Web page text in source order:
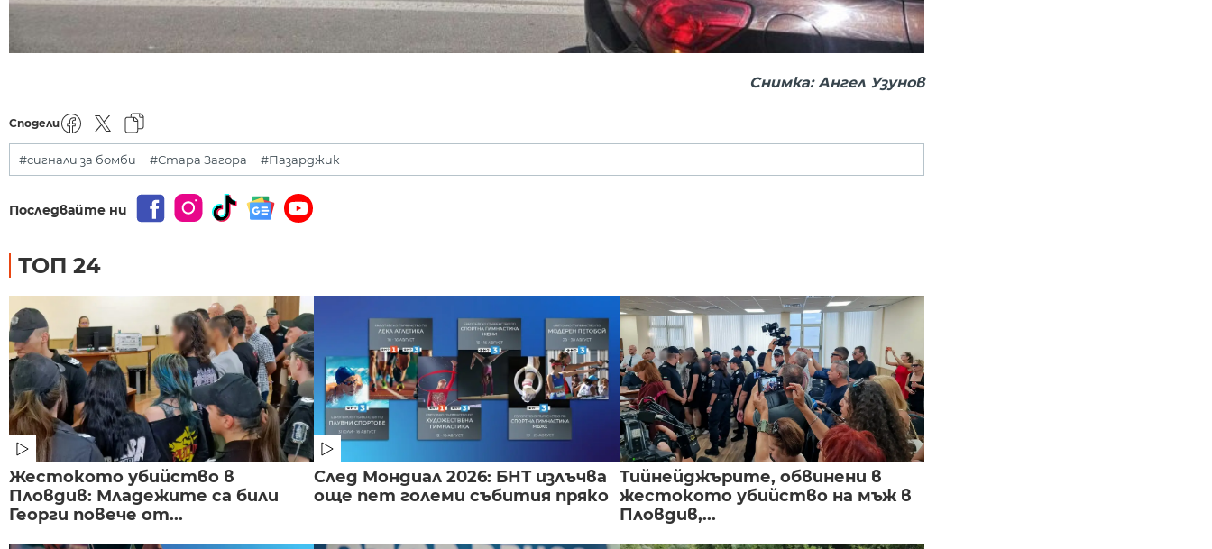
Снимка: Ангел Узунов
Сподели
#сигнали за бомби #Стара Загора #Пазарджик
Последвайте ни
ТОП 24
Жестокото убийство в
Пловдив: Младежите са били
Георги повече от...
След Мондиал 2026: БНТ излъчва
още пет големи събития пряко
Тийнейджърите, обвинени в
жестокото убийство на мъж в
Пловдив,...